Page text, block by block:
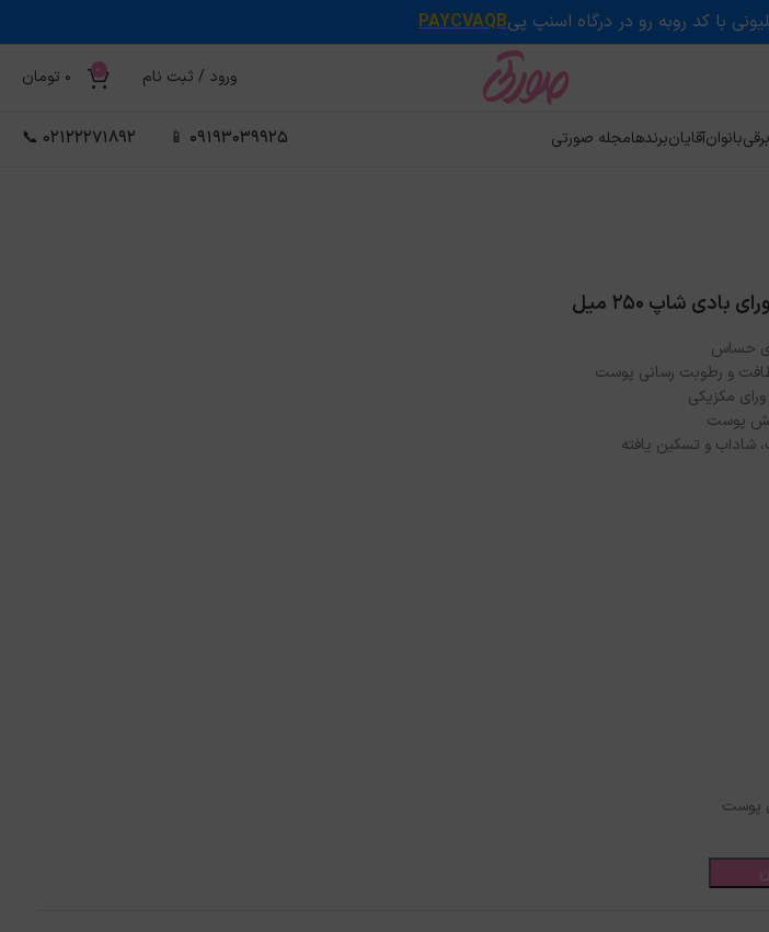
PAYCVAQB
ورود / ثبت نام 0
0 تومان
بانوانآقایانبرندهامجله صورتی 09193039925 📱
02122271892 📞
بادی شاپ 250 میل
حساس
و رطوبت رسانی پوست
ورای مکزیکی
پوست
شاداب و تسکین یافته
پوست